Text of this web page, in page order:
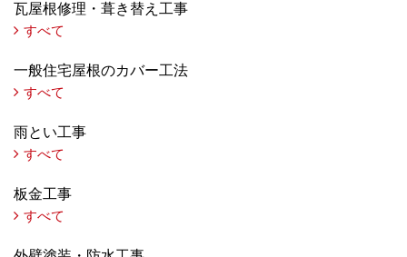
瓦屋根修理・葺き替え工事
すべて
一般住宅屋根のカバー工法
すべて
雨とい工事
すべて
板金工事
すべて